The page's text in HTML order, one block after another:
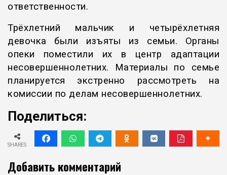
ответственности.
Трёхлетний мальчик и четырёхлетняя
девочка были изъяты из семьи. Органы
опеки поместили их в центр адаптации
несовершеннолетних. Материалы по семье
планируется экстренно рассмотреть на
комиссии по делам несовершеннолетних.
Поделиться:
SHARES
Добавить комментарий